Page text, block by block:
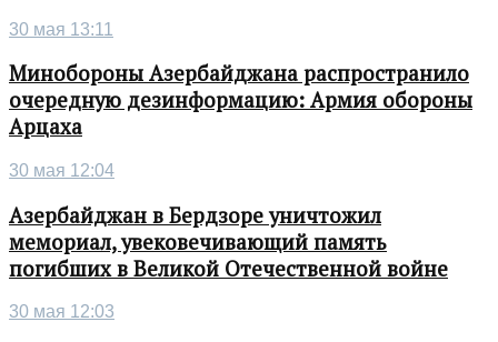
30 мая 13:11
Минобороны Азербайджана распространило
очередную дезинформацию: Армия обороны
Арцаха
30 мая 12:04
Азербайджан в Бердзоре уничтожил
мемориал, увековечивающий память
погибших в Великой Отечественной войне
30 мая 12:03